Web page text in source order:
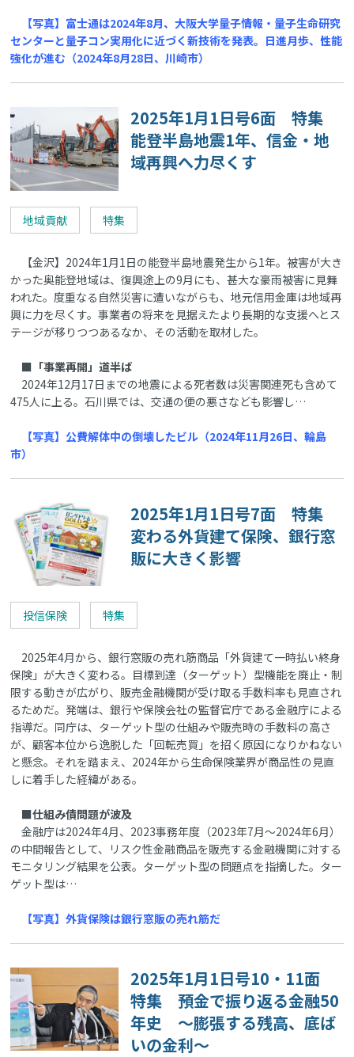
【写真】富士通は2024年8月、大阪大学量子情報・量子生命研究
センターと量子コン実用化に近づく新技術を発表。日進月歩、性能
強化が進む（2024年8月28日、川崎市）
2025年1月1日号6面 特集
能登半島地震1年、信金・地
域再興へ力尽くす
地域貢献 特集
【金沢】2024年1月1日の能登半島地震発生から1年。被害が大き
かった奥能登地域は、復興途上の9月にも、甚大な豪雨被害に見舞
われた。度重なる自然災害に遭いながらも、地元信用金庫は地域再
興に力を尽くす。事業者の将来を見据えたより長期的な支援へとス
テージが移りつつあるなか、その活動を取材した。
■「事業再開」道半ば
2024年12月17日までの地震による死者数は災害関連死も含めて
475人に上る。石川県では、交通の便の悪さなども影響し…
【写真】公費解体中の倒壊したビル（2024年11月26日、輪島
市）
2025年1月1日号7面 特集
変わる外貨建て保険、銀行窓
販に大きく影響
投信保険 特集
2025年4月から、銀行窓販の売れ筋商品「外貨建て一時払い終身
保険」が大きく変わる。目標到達（ターゲット）型機能を廃止・制
限する動きが広がり、販売金融機関が受け取る手数料率も見直され
るためだ。発端は、銀行や保険会社の監督官庁である金融庁による
指導だ。同庁は、ターゲット型の仕組みや販売時の手数料の高さ
が、顧客本位から逸脱した「回転売買」を招く原因になりかねない
と懸念。それを踏まえ、2024年から生命保険業界が商品性の見直
しに着手した経緯がある。
■仕組み債問題が波及
金融庁は2024年4月、2023事務年度（2023年7月～2024年6月）
の中間報告として、リスク性金融商品を販売する金融機関に対する
モニタリング結果を公表。ターゲット型の問題点を指摘した。ター
ゲット型は…
【写真】外貨保険は銀行窓販の売れ筋だ
2025年1月1日号10・11面
特集 預金で振り返る金融50
年史 ～膨張する残高、底ば
いの金利～